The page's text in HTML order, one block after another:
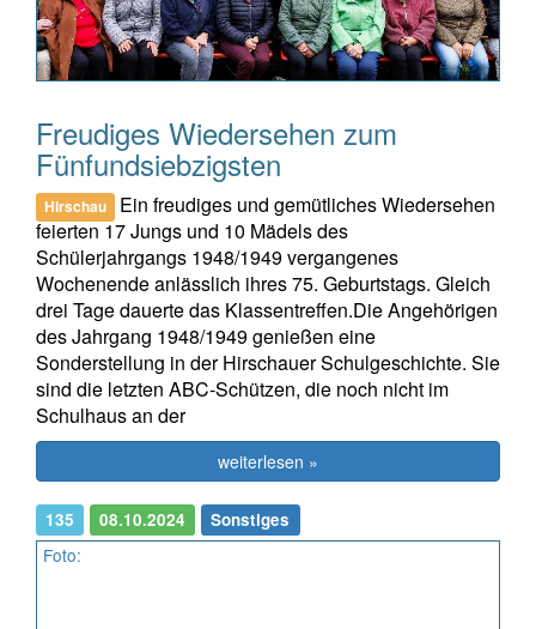
Freudiges Wiedersehen zum
Fünfundsiebzigsten
Hirschau
Ein freudiges und gemütliches Wiedersehen
feierten 17 Jungs und 10 Mädels des
Schülerjahrgangs 1948/1949 vergangenes
Wochenende anlässlich ihres 75. Geburtstags. Gleich
drei Tage dauerte das Klassentreffen.Die Angehörigen
des Jahrgang 1948/1949 genießen eine
Sonderstellung in der Hirschauer Schulgeschichte. Sie
sind die letzten ABC-Schützen, die noch nicht im
Schulhaus an der
weiterlesen »
135 08.10.2024 Sonstiges
Foto: